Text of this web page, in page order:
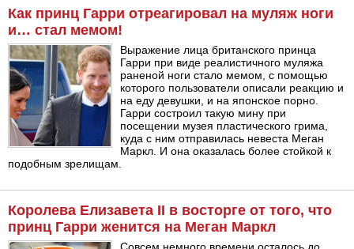
Как принц Гарри отреагировал на муляж ноги
и… стал мемом!
Выражение лица британского принца
Гарри при виде реалистичного муляжа
раненой ноги стало мемом, с помощью
которого пользователи описали реакцию и
на еду девушки, и на японское порно.
Гарри состроил такую мину при
посещении музея пластического грима,
куда с ним отправилась невеста Меган
Маркл. И она оказалась более стойкой к
подобным зрелищам.
Королева Елизавета II в восторге от того, что
принц Гарри женится на Меган Маркл
Совсем немного времени осталось до